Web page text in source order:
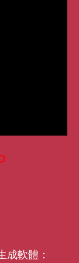
成軟體：